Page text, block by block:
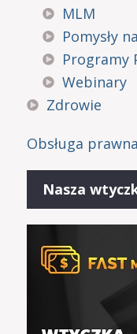
MLM
Pomysły
Programy
Webinary
Zdrowie
Obsługa
Nasza